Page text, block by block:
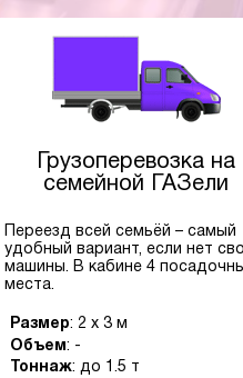
Грузоперевозка на
семейной ГАЗели
Переезд всей семьёй – самый
удобный вариант, если нет
машины. В кабине 4
места.
Размер: 2 x 3 м
Объем: -
Тоннаж: до 1.5 т